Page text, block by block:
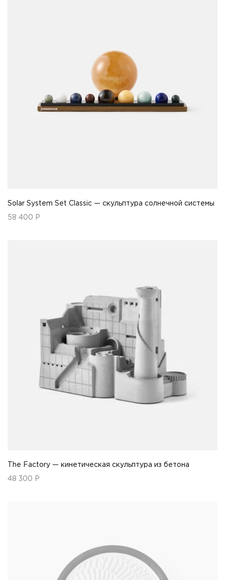
Solar System Set Classic — скульптура солнечной системы
58 400 Р
The Factory — кинетическая скульптура из бетона
48 300 Р